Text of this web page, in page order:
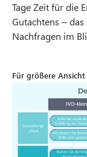
Tage Zeit für die
Gutachtens –
Nachfragen im
Für größere